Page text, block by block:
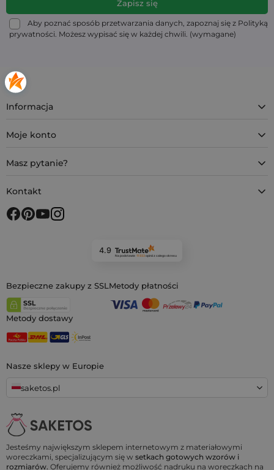
Aby poznać sposób przetwarzania danych, zapoznaj się z Polityką
prywatności. Możesz wypisać się w każdej chwili. (wymagane)
Jesteśmy największym sklepem internetowym z materiałowymi
woreczkami, specjalizującym się w setkach gotowych wzorów i
rozmiarów. Oferujemy również możliwość nadruku na woreczkach na
Nasze sklepy w Europie
saketos.pl
Informacja
Moje konto
Masz pytanie?
Kontakt
4.9
Na podstawie 11 933opiniiz całego okresu
Bezpieczne zakupy z SSLMetody płatności
Metody dostawy